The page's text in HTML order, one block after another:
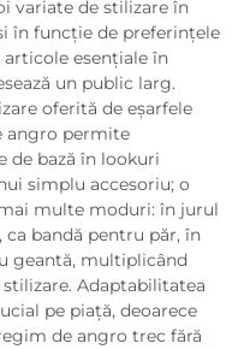
variate de stilizare în
în funcție de preferințele
articole esențiale în
un public larg.
oferită de eșarfele
angro permite
de bază în lookuri
simplu accesoriu; o
multe moduri: în jurul
bandă pentru păr, în
geantă, multiplicând
Adaptabilitatea
pe piață, deoarece
de angro trec fără